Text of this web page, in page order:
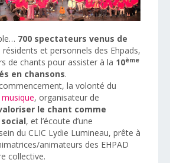
700 spectateurs venus de
résidents et personnels des Ehpads,
de chants pour assister à la 10ème
en chansons.
la volonté du
, organisateur de
le chant comme
, et l’écoute d’une
du CLIC Lydie Lumineau, prête à
animateurs des EHPAD
collective.